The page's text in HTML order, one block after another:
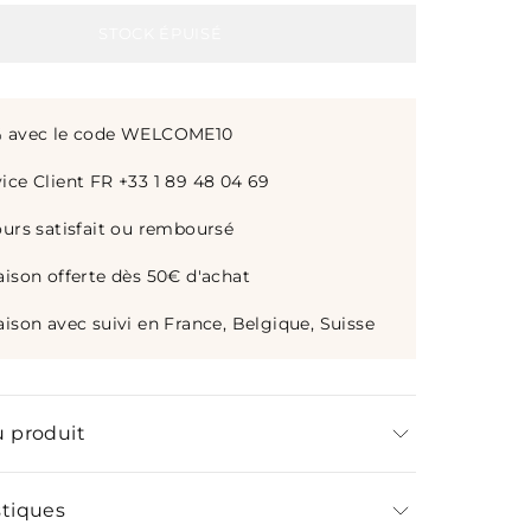
avec le code WELCOME10
Client FR +33 1 89 48 04 69
satisfait ou remboursé
offerte dès 50€ d'achat
avec suivi en France, Belgique, Suisse
produit
cet aiguiseur 4-en-1 polyvalent. Très facile à